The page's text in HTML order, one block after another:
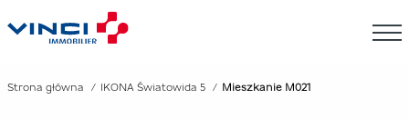
Strona główna IKONA Światowida 5 Mieszkanie M021